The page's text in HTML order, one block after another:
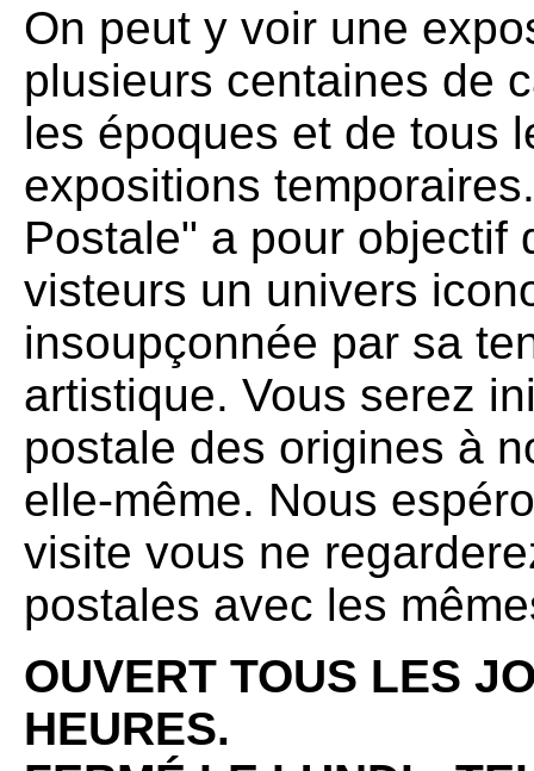
On peut y voir une
plusieurs centaines de
les époques et de tous
expositions
Postale" a pour objectif
visteurs un univers
insoupçonnée par sa
artistique. Vous serez
postale des origines à
elle-même. Nous
visite vous ne
postales avec les
OUVERT TOUS LES
HEURES.